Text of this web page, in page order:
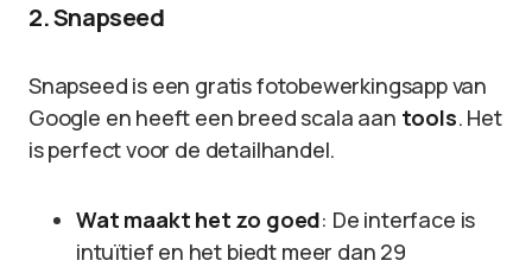
2. Snapseed
Snapseed is een gratis fotobewerkingsapp van
Google en heeft een breed scala aan tools. Het
is perfect voor de detailhandel.
Wat maakt het zo goed: De interface is
intuïtief en het biedt meer dan 29